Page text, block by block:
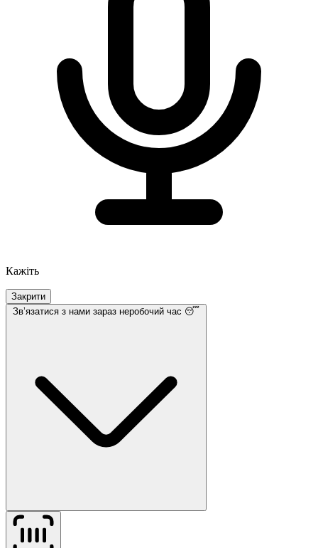
Кажіть
Закрити
Звʼязатися з нами зараз неробочий час 😴